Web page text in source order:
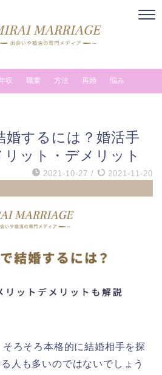
収 職業 方法 再婚 悩み
婚するには？婚活手
ット・デメリット
2021-10-27 / 2021-11-20
ろそろ本格的に結婚相手を探
人も多いのではないでしょう